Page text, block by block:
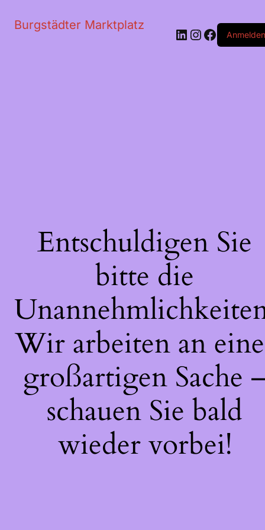
Burgstädter Marktplatz
LinkedIn
Instagram
Anmelden
Entschuldigen Sie
bitte die
Wir arbeiten an
großartigen Sache
schauen Sie bald
wieder vorbei!